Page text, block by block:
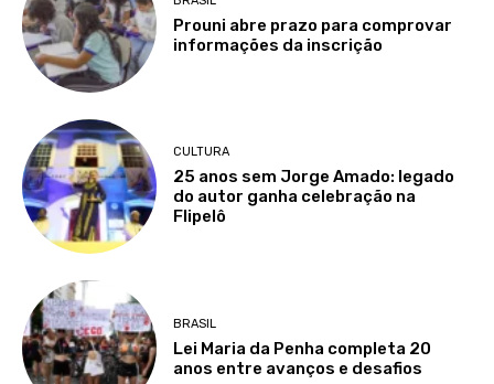
Prouni abre prazo para comprovar
informações da inscrição
CULTURA
25 anos sem Jorge Amado: legado
do autor ganha celebração na
Flipelô
BRASIL
Lei Maria da Penha completa 20
anos entre avanços e desafios